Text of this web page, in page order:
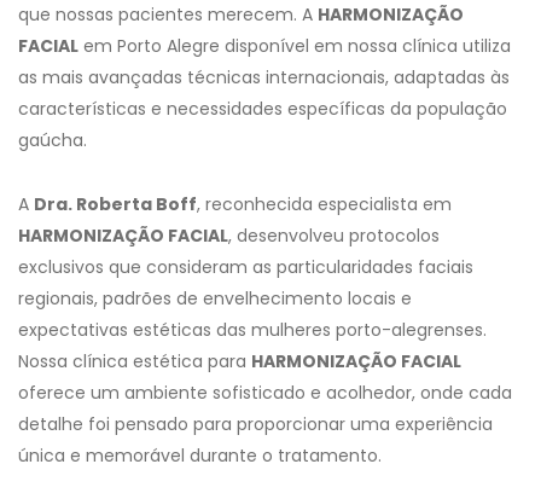
que nossas pacientes merecem. A HARMONIZAÇÃO
FACIAL em Porto Alegre disponível em nossa clínica utiliza
as mais avançadas técnicas internacionais, adaptadas às
características e necessidades específicas da população
gaúcha.
A Dra. Roberta Boff, reconhecida especialista em
HARMONIZAÇÃO FACIAL, desenvolveu protocolos
exclusivos que consideram as particularidades faciais
regionais, padrões de envelhecimento locais e
expectativas estéticas das mulheres porto-alegrenses.
Nossa clínica estética para HARMONIZAÇÃO FACIAL
oferece um ambiente sofisticado e acolhedor, onde cada
detalhe foi pensado para proporcionar uma experiência
única e memorável durante o tratamento.